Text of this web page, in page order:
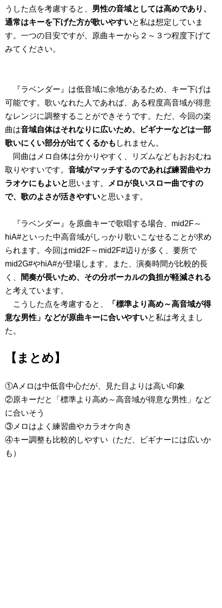
うした点を考慮すると、 男性の音域としては高めであり、
通常はキーを下げた方が歌いやすいと私は想定していま
す。一つの目安ですが、原曲キーから２～３つ程度下げて
みてください。
『ラベンダー』は低音域に余地があるため、キー下げは
可能です。歌いなれた人であれば、ある程度高音域が得意
なレンジに調整することができそうです。ただ、今回の楽
曲は音域自体はそれなりに広いため、ビギナーなどは一部
歌いにくい部分が出てくるかも しれません。
同曲はメロ自体は分かりやすく、リズムなどもおおむね
取りやすいです。 音域がマッチするのであれば練習曲やカ
ラオケにもよいと思います。
メロが良いスロー曲ですの
で、歌のよさが活きやすいと思います。
『ラベンダー』を原曲キーで歌唱する場合、mid2F～
hiA#といった中高音域がしっかり歌いこなせることが求め
られます。今回はmid2F～mid2F#辺りが多く、要所で
mid2G#やhiA#が登場します。また、演奏時間が比較的長
く、
間奏が長いため、その分ボーカルの負担が軽減される
と考えています。
こうした点を考慮すると、
「標準より高め～高音域が得
意な男性」などが原曲キーに合いやすいと私は考えまし
た。
【まとめ】
①Aメロは中低音中心だが、見た目よりは高い印象
②原キーだと「標準より高め～高音域が得意な男性」など
に合いそう
③メロはよく練習曲やカラオケ向き
④キー調整も比較的しやすい（ただ、ビギナーには広いか
も）